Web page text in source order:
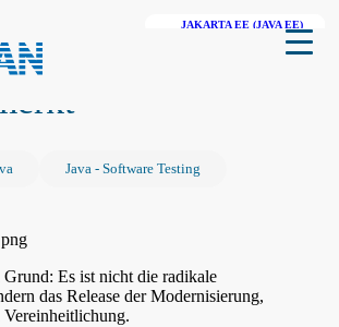
da – und keiner
Java - Software Testing
Grund: Es ist nicht die radikale
das Release der Modernisierung,
WEBPROGRAMMIERUNG
APPLICATION SERVER
JAKARTA EE (JAVA EE)